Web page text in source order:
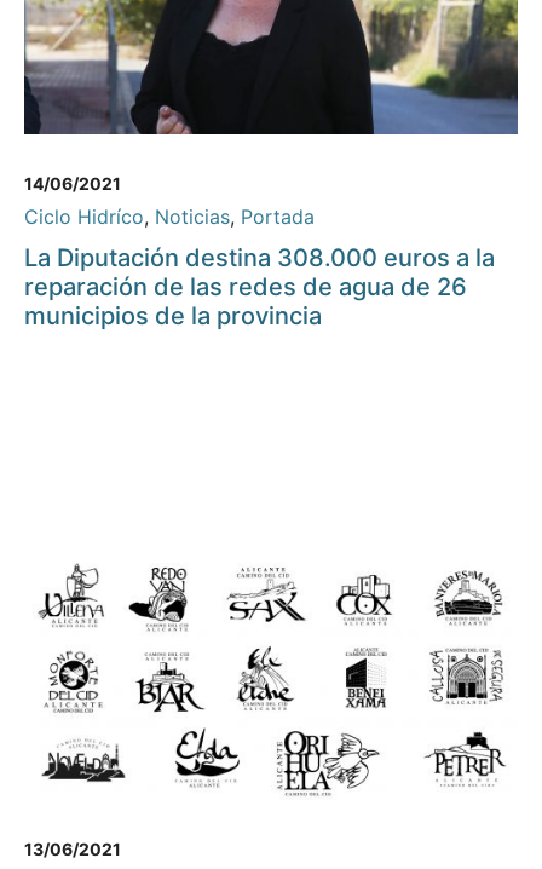
14/06/2021
Ciclo Hidríco, Noticias, Portada
La Diputación destina 308.000 euros a la
reparación de las redes de agua de 26
municipios de la provincia
13/06/2021